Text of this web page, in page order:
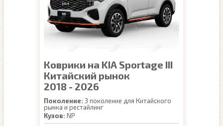
Коврики на KIA Sportage III
Китайский рынок
2018 - 2026
Поколение: 3 поколение для Китайского
рынка и рестайлинг
Кузов: NP